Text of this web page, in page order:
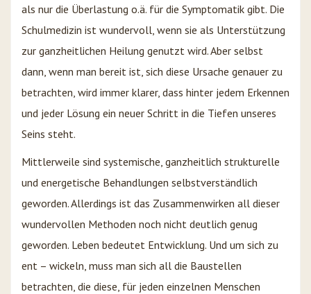
als nur die Überlastung o.ä. für die Symptomatik gibt. Die
Schulmedizin ist wundervoll, wenn sie als Unterstützung
zur ganzheitlichen Heilung genutzt wird. Aber selbst
dann, wenn man bereit ist, sich diese Ursache genauer zu
betrachten, wird immer klarer, dass hinter jedem Erkennen
und jeder Lösung ein neuer Schritt in die Tiefen unseres
Seins steht.
Mittlerweile sind systemische, ganzheitlich strukturelle
und energetische Behandlungen selbstverständlich
geworden. Allerdings ist das Zusammenwirken all dieser
wundervollen Methoden noch nicht deutlich genug
geworden. Leben bedeutet Entwicklung. Und um sich zu
ent – wickeln, muss man sich all die Baustellen
betrachten, die diese, für jeden einzelnen Menschen